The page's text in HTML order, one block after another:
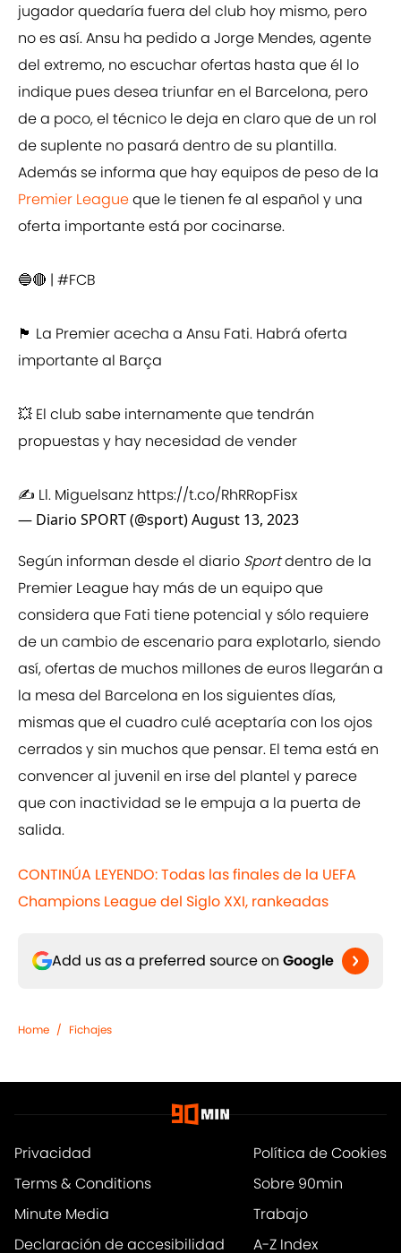
jugador quedaría fuera del club hoy mismo, pero
no es así. Ansu ha pedido a Jorge Mendes, agente
del extremo, no escuchar ofertas hasta que él lo
indique pues desea triunfar en el Barcelona, pero
de a poco, el técnico le deja en claro que de un rol
de suplente no pasará dentro de su plantilla.
Además se informa que hay equipos de peso de la
Premier Leagueque le tienen fe al español y una
oferta importante está por cocinarse.
🔵🔴 | #FCB
🏴󠁧󠁢󠁥󠁮󠁧󠁿 La Premier acecha a Ansu Fati. Habrá oferta
importante al Barça
💥 El club sabe internamente que tendrán
propuestas y hay necesidad de vender
✍️ Ll. Miguelsanz https://t.co/RhRRopFisx
— Diario SPORT (@sport) August 13, 2023
Según informan desde el diario Sport dentro de la
Premier League hay más de un equipo que
considera que Fati tiene potencial y sólo requiere
de un cambio de escenario para explotarlo, siendo
así, ofertas de muchos millones de euros llegarán a
la mesa del Barcelona en los siguientes días,
mismas que el cuadro culé aceptaría con los ojos
cerrados y sin muchos que pensar. El tema está en
convencer al juvenil en irse del plantel y parece
que con inactividad se le empuja a la puerta de
salida.
CONTINÚA LEYENDO: Todas las finales de la UEFA
Champions League del Siglo XXI, rankeadas
Add us as a preferred source on Google
/
Privacidad
Política de Cookies
Terms & Conditions
Sobre 90min
Minute Media
Trabajo
Declaración de accesibilidad
A-Z Index